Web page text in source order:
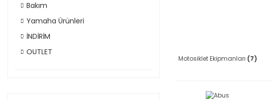
Bakım
Yamaha Ürünleri
İNDİRİM
OUTLET
Motosiklet Ekipmanları (7)